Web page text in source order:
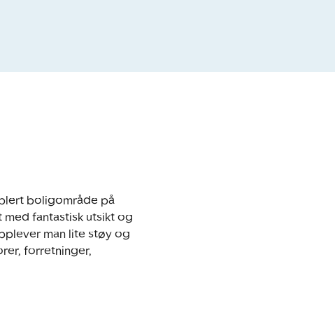
boligområde på
fantastisk utsikt og
man lite støy og
forretninger,